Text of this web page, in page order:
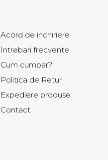
Acord de inchiriere
Intrebari frecvente
Cum cumpar?
Politica de Retur
Expediere produse
Contact